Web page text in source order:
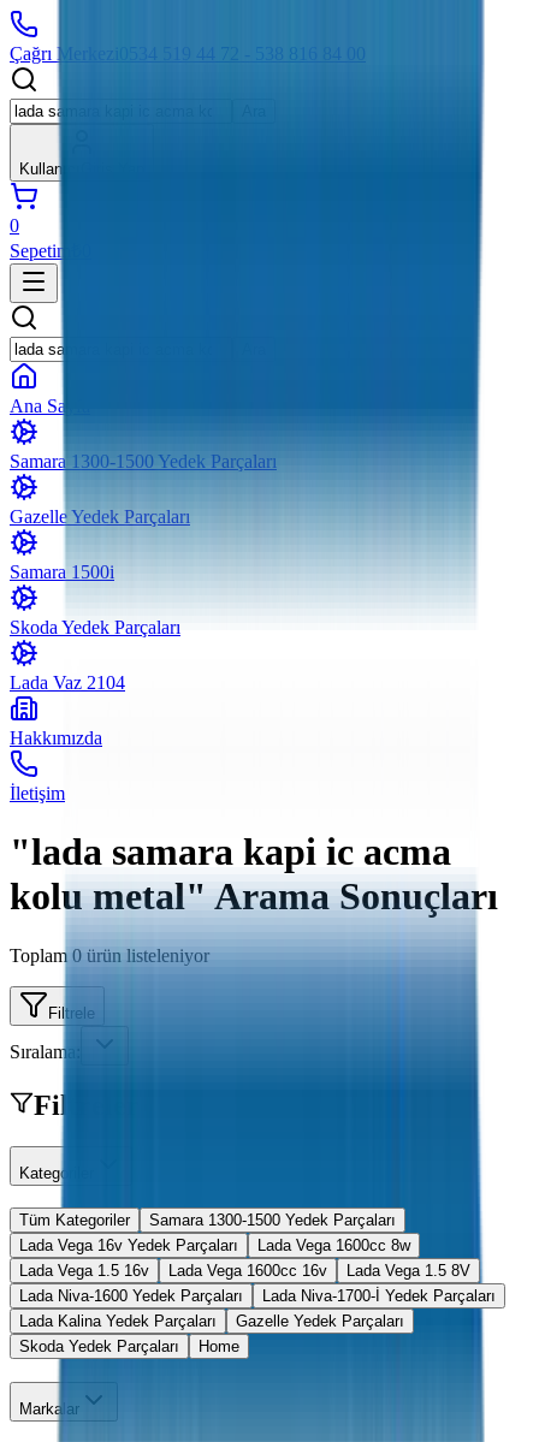
Çağrı Merkezi
Kullanıcı
0
Sepetim
Ana Sayfa
Samara 1300-1500 Yedek Parçaları
Gazelle Yedek Parçaları
Samara 1500i
Skoda Yedek Parçaları
Lada Vaz 2104
Hakkımızda
İletişim
"lada samara kapi ic acma
kolu metal" Arama Sonuçları
Toplam 0 ürün listeleniyor
Filtrele
Sıralama:
Filtreler
Kategoriler
Tüm Kategoriler
Samara 1300-1500 Yedek Parçaları
Lada Vega 16v Yedek Parçaları
Lada Vega 1600cc 8w
Lada Vega 1.5 16v
Lada Vega 1600cc 16v
Lada Vega 1.5 8V
Lada Niva-1600 Yedek Parçaları
Lada Niva-1700-İ Yedek Parçaları
Lada Kalina Yedek Parçaları
Gazelle Yedek Parçaları
Skoda Yedek Parçaları
Home
Markalar